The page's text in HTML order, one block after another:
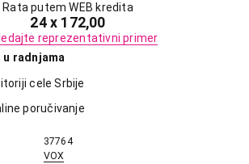
Rata putem WEB kredita
24 x 172,00
reprezentativni primer
radnjama
cele Srbije
poručivanje
37764
VOX